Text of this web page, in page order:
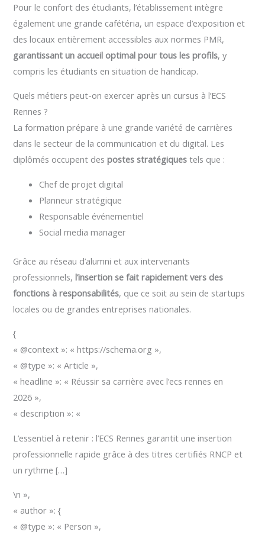
Pour le confort des étudiants, l’établissement intègre
également une grande cafétéria, un espace d’exposition et
des locaux entièrement accessibles aux normes PMR,
garantissant un accueil optimal pour tous les profils, y
compris les étudiants en situation de handicap.
Quels métiers peut-on exercer après un cursus à l’ECS
Rennes ?
La formation prépare à une grande variété de carrières
dans le secteur de la communication et du digital. Les
diplômés occupent despostes stratégiques tels que :
Chef de projet digital
Planneur stratégique
Responsable événementiel
Social media manager
Grâce au réseau d’alumni et aux intervenants
professionnels,l’insertion se fait rapidement vers des
fonctions à responsabilités, que ce soit au sein de startups
locales ou de grandes entreprises nationales.
{
« @context »: « https://schema.org »,
« @type »: « Article »,
« headline »: « Réussir sa carrière avec l’ecs rennes en
2026 »,
« description »: «
L’essentiel à retenir : l’ECS Rennes garantit une insertion
professionnelle rapide grâce à des titres certifiés RNCP et
un rythme […]
\n »,
« author »: {
« @type »: « Person »,